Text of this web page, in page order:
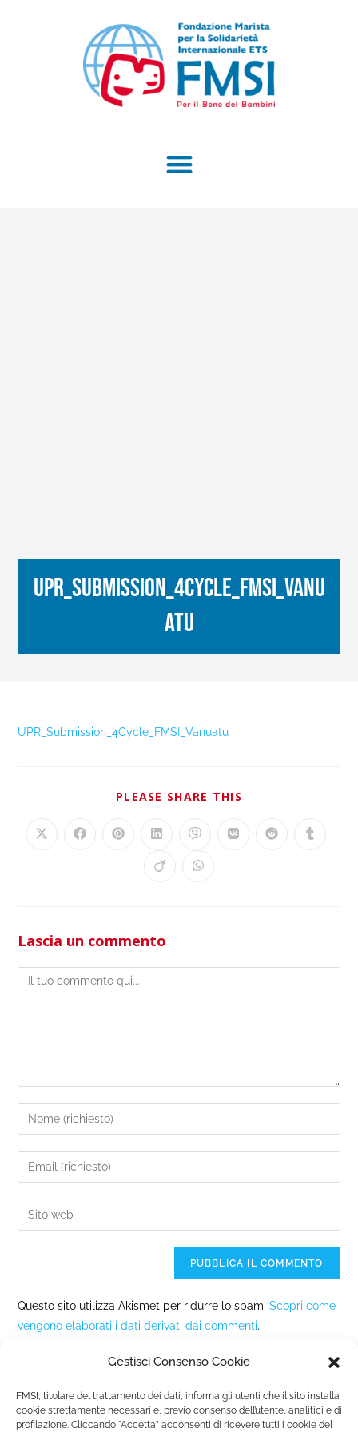
Gestisci Consenso Cookie
FMSI, titolare del trattamento dei dati, informa gli utenti che il sito installa
cookie strettamente necessari e, previo consenso dell’utente, analitici e di
profilazione. Cliccando "Accetta” acconsenti di ricevere tutti i cookie del
UPR_Submission_4Cycle_FMSI_Vanu
atu
UPR_Submission_4Cycle_FMSI_Vanuatu
PLEASE SHARE THIS
Lascia un commento
Questo sito utilizza Akismet per ridurre lo spam.Scopri come
vengono elaborati i dati derivati dai commenti.